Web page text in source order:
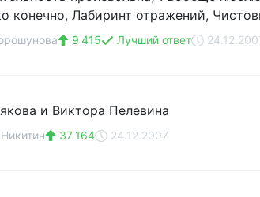
конечно, Лабиринт отражений,
9 415 Лучший ответ
и Виктора Пелевина
37 164 24.12.2007